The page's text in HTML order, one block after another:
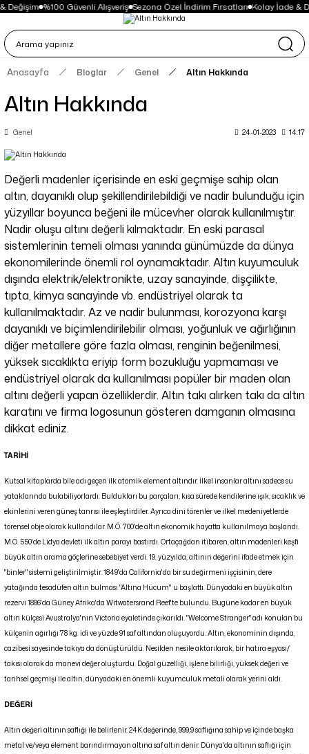
Değişim %100 Güvenli Alışveriş Sezona Özel İndirim Fırsatları Kolay İade &
Anasayfa Bloglar Genel Altın Hakkında
Altın Hakkında
Genel 24-01-2023 14:17
Değerli madenler içerisinde en eski geçmişe sahip olan
altın, dayanıklı olup şekillendirilebildiği ve nadir bulunduğu için
yüzyıllar boyunca beğeni ile mücevher olarak kullanılmıştır.
Nadir oluşu altını değerli kılmaktadır. En eski parasal
sistemlerinin temeli olması yanında günümüzde da dünya
ekonomilerinde önemli rol oynamaktadır. Altın kuyumculuk
dışında elektrik/elektronikte, uzay sanayinde, dişçilikte,
tıpta, kimya sanayinde vb. endüstriyel olarak ta
kullanılmaktadır. Az ve nadir bulunması, korozyona karşı
dayanıklı ve biçimlendirilebilir olması, yoğunluk ve ağırlığının
diğer metallere göre fazla olması, renginin beğenilmesi,
yüksek sıcaklıkta eriyip form bozukluğu yapmaması ve
endüstriyel olarak da kullanılması popüler bir maden olan
altını değerli yapan özelliklerdir. Altın takı alırken takı da altın
karatını ve firma logosunun gösteren damganın olmasına
dikkat ediniz.
TARİHİ
Kutsal kitaplarda bile adı geçen ilk atomik element altındır. İlkel insanlar altını sadece su
yataklarında bulabiliyorlardı. Buldukları bu parçaları, kısa sürede kendilerine ışık, sıcaklık ve
ekinlerini veren güneş tanrısı ile eşleştirdiler. Ayrıca dini törenler ve ilkel medeniyetlerde
törensel obje olarak kullandılar. M.Ö. 700'de altın ekonomik hayatta kullanılmaya başlandı.
M.Ö. 550'de Lidya devleti ilk altın parayı bastırdı. Ortaçağdan itibaren, altın madenleri keşfi
büyük altın arama göçlerine sebebiyet verdi. 19. yüzyılda, altının değerini ifade etmek için
"binler" sistemi geliştirilmiştir. 1849'da California'da bir su değirmeni işçisinin, dere
yatağında tesadüfen altın bulması "Altına Hücum'' u başlattı. Dünyadaki en büyük altın
rezervi 1886'da Güney Afrika'da Witwatersrand Reef'te bulundu. Bugüne kadar en büyük
altın külçesi Avustralya'nın Victoria eyaletinde çıkarıldı. "Welcome Stranger" adı konulan bu
külçenin ağırlığı 78 kg. idi ve yüzde 91 saf altından oluşuyordu. Altın, ekonominin dışında,
cazibesi sayesinde takıya da dönüştürüldü. Nesilden nesile aktarılarak, bir hatıra eşyası/
takısı olarak da manevi değer oluşturdu. Doğal güzelliği, işlene bilirliği, yüksek değeri ve
tarihsel geçmişi ile altın, dünyadaki en önemli kuyumculuk metali olarak yerini aldı.
DEĞERİ
Altın değeri altının saflığı ile belirlenir. 24K değerinde, 999,9 saflığına sahip ve içinde başka
metal ve/veya element barındırmayan altına saf altın denir. Dünya'da altının saflığı için